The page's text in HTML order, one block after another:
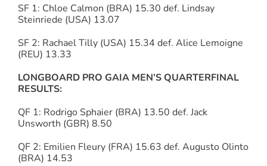
SF 1: Chloe Calmon (BRA) 15.30 def. Lindsay
Steinriede (USA) 13.07
SF 2: Rachael Tilly (USA) 15.34 def. Alice Lemoigne
(REU) 13.33
LONGBOARD PRO GAIA MEN’S QUARTERFINAL
RESULTS:
QF 1: Rodrigo Sphaier (BRA) 13.50 def. Jack
Unsworth (GBR) 8.50
QF 2: Emilien Fleury (FRA) 15.63 def. Augusto Olinto
(BRA) 14.53